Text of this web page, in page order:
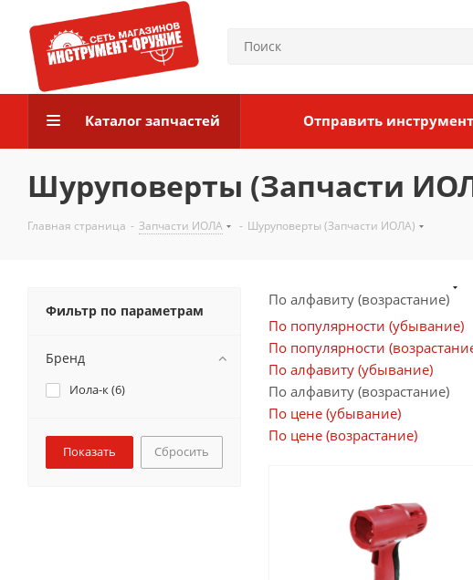
Каталог запчастей Отправить инструмент
Шуруповерты (Запчасти
Главная страница - Запчасти ИОЛА - Шуруповерты (Запчасти ИОЛА)
По алфавиту (возрастание)
По популярности (убывание)
По популярности
По алфавиту (убывание)
По алфавиту (возрастание)
По цене (убывание)
По цене (возрастание)
Фильтр по параметрам
Бренд
Иола-к (6)
Сбросить